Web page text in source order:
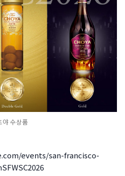
야 수상품
events/san-francisco-
SFWSC2026